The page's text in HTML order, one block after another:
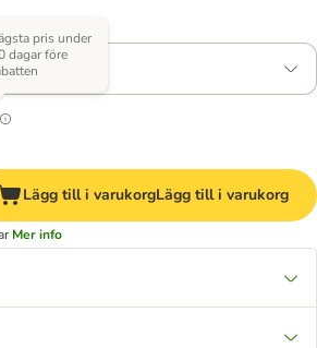
H 30-40 cm
pris under
dagar före
Lägg till i varukorgLägg till i varukorg
Mer info